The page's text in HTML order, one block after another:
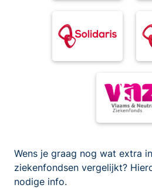
Wens je graag nog wat extra
ziekenfondsen vergelijkt?
nodige info.